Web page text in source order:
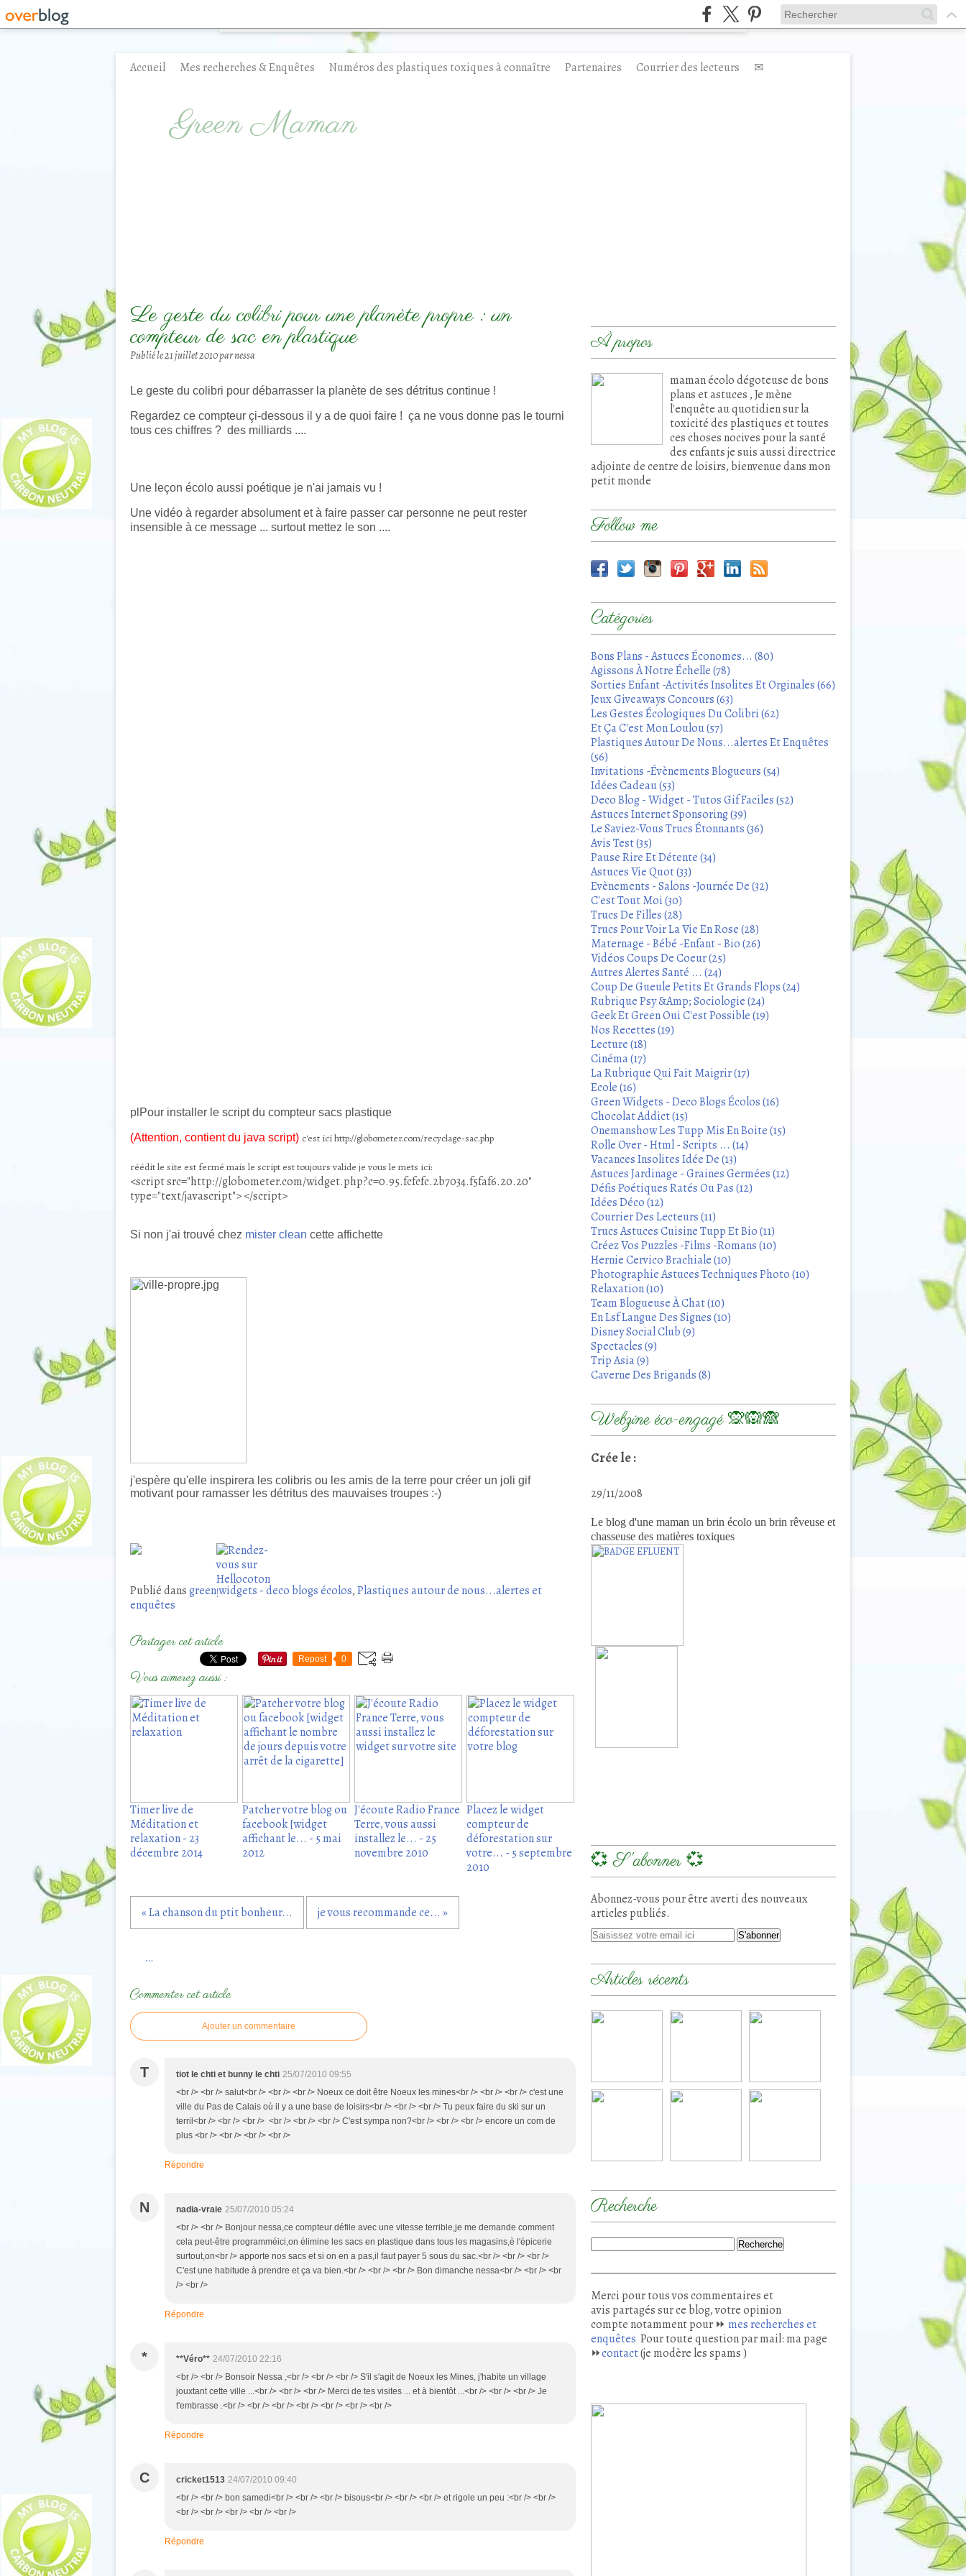
Green Maman
Accueil Mes recherches & Enquêtes Numéros des plastiques toxiques à connaître Partenaires Courrier des lecteurs
✉
Le geste du colibri pour une planète propre : un
compteur de sac en plastique
Publié le21 juillet 2010par nessa
Le geste du colibri pour débarrasser la planète de ses détritus continue !
Regardez ce compteur çi-dessous il y a de quoi faire ! ça ne vous donne pas le tourni
tous ces chiffres ? des milliards ....
Une leçon écolo aussi poétique je n'ai jamais vu !
Une vidéo à regarder absolument et à faire passer car personne ne peut rester
insensible à ce message ... surtout mettez le son ....
plPour installer le script du compteur sacs plastique
(Attention, contient du java script) c'est ici http://globometer.com/recyclage-sac.php
réédit le site est fermé mais le script est toujours valide je vous le mets ici:
<script src="http://globometer.com/widget.php?c=0.95.fcfcfc.2b7034.f5faf6.20.20"
type="text/javascript"> </script>
Si non j'ai trouvé chez mister clean cette affichette
j'espère qu'elle inspirera les colibris ou les amis de la terre pour créer un joli gif
motivant pour ramasser les détritus des mauvaises troupes :-)
Publié dansgreen widgets - deco blogs écolos,Plastiques autour de nous...alertes et
enquêtes
Partager cet article
Repost 0
Vous aimerez aussi :
Timer live de
Méditation et
relaxation - 23
décembre 2014
Patcher votre blog ou
facebook [widget
affichant le... - 5 mai
2012
J'écoute Radio France
Terre, vous aussi
installez le... - 25
novembre 2010
Placez le widget
compteur de
déforestation sur
votre... - 5 septembre
2010
« La chanson du ptit bonheur... je vous recommande ce... »
…
Commenter cet article
Ajouter un commentaire
T tiot le chti et bunny le chti 25/07/2010 09:55
<br /> <br /> salut<br /> <br /> <br /> Noeux ce doit être Noeux les mines<br /> <br /> <br /> c'est une
ville du Pas de Calais où il y a une base de loisirs<br /> <br /> <br /> Tu peux faire du ski sur un
terril<br /> <br /> <br /> <br /> <br /> <br /> C'est sympa non?<br /> <br /> <br /> encore un com de
plus <br /> <br /> <br /> <br />
Répondre
N nadia-vraie 25/07/2010 05:24
<br /> <br /> Bonjour nessa,ce compteur défile avec une vitesse terrible,je me demande comment
cela peut-être programméici,on élimine les sacs en plastique dans tous les magasins,è l'épicerie
surtout,on<br /> apporte nos sacs et si on en a pas,il faut payer 5 sous du sac.<br /> <br /> <br />
C'est une habitude à prendre et ça va bien.<br /> <br /> <br /> Bon dimanche nessa<br /> <br /> <br
/> <br />
Répondre
* **Véro** 24/07/2010 22:16
<br /> <br /> Bonsoir Nessa ,<br /> <br /> <br /> S'il s'agit de Noeux les Mines, j'habite un village
jouxtant cette ville ...<br /> <br /> <br /> Merci de tes visites ... et à bientôt ...<br /> <br /> <br /> Je
t'embrasse .<br /> <br /> <br /> <br /> <br /> <br /> <br />
Répondre
C cricket1513 24/07/2010 09:40
<br /> <br /> bon samedi<br /> <br /> <br /> bisous<br /> <br /> <br /> et rigole un peu :<br /> <br />
<br /> <br /> <br /> <br /> <br />
Répondre
À propos
maman écolo dégoteuse de bons
plans et astuces , Je mène
l'enquête au quotidien sur la
toxicité des plastiques et toutes
ces choses nocives pour la santé
des enfants je suis aussi directrice
adjointe de centre de loisirs, bienvenue dans mon
petit monde
Follow me
Catégories
Bons Plans - Astuces Économes... (80)
Agissons À Notre Échelle (78)
Sorties Enfant -Activités Insolites Et Orginales (66)
Jeux Giveaways Concours (63)
Les Gestes Écologiques Du Colibri (62)
Et Ça C'est Mon Loulou (57)
Plastiques Autour De Nous...alertes Et Enquêtes
(56)
Invitations -Évènements Blogueurs (54)
Idées Cadeau (53)
Deco Blog - Widget - Tutos Gif Faciles (52)
Astuces Internet Sponsoring (39)
Le Saviez-Vous Trucs Étonnants (36)
Avis Test (35)
Pause Rire Et Détente (34)
Astuces Vie Quot (33)
Evènements - Salons -Journée De (32)
C'est Tout Moi (30)
Trucs De Filles (28)
Trucs Pour Voir La Vie En Rose (28)
Maternage - Bébé -Enfant - Bio (26)
Vidéos Coups De Coeur (25)
Autres Alertes Santé ... (24)
Coup De Gueule Petits Et Grands Flops (24)
Rubrique Psy &Amp; Sociologie (24)
Geek Et Green Oui C'est Possible (19)
Nos Recettes (19)
Lecture (18)
Cinéma (17)
La Rubrique Qui Fait Maigrir (17)
Ecole (16)
Green Widgets - Deco Blogs Écolos (16)
Chocolat Addict (15)
Onemanshow Les Tupp Mis En Boite (15)
Rolle Over - Html - Scripts ... (14)
Vacances Insolites Idée De (13)
Astuces Jardinage - Graines Germées (12)
Défis Poétiques Ratés Ou Pas (12)
Idées Déco (12)
Courrier Des Lecteurs (11)
Trucs Astuces Cuisine Tupp Et Bio (11)
Créez Vos Puzzles -Films -Romans (10)
Hernie Cervico Brachiale (10)
Photographie Astuces Techniques Photo (10)
Relaxation (10)
Team Blogueuse À Chat (10)
En Lsf Langue Des Signes (10)
Disney Social Club (9)
Spectacles (9)
Trip Asia (9)
Caverne Des Brigands (8)
Webzine éco-engagé 🙊🙉🙈
Crée le :
29/11/2008
Le blog d'une maman un brin écolo un brin rêveuse et
chasseuse des matières toxiques
💞 S'abonner 💞
Abonnez-vous pour être averti des nouveaux
articles publiés.
Articles récents
Recherche
Merci pour tous vos commentaires et
avis partagés sur ce blog, votre opinion
compte notamment pour ⏩ mes recherches et
enquêtes Pour toute question par mail: ma page
⏩contact(je modère les spams )